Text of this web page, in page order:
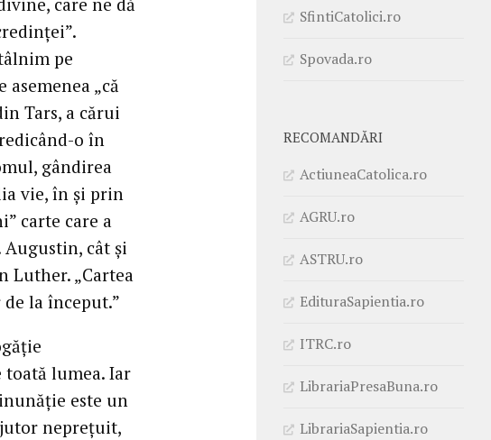
pe
„că
Tars, a cărui
o în
gândirea
vie, în și prin
carte care a
cât și
Luther. „Cartea
la început.”
toată lumea. Iar
este un
neprețuit,
SfintiCatolici.ro
Spovada.ro
RECOMANDĂRI
ActiuneaCatolica.ro
AGRU.ro
ASTRU.ro
EdituraSapientia.ro
ITRC.ro
LibrariaPresaBuna.ro
LibrariaSapientia.ro